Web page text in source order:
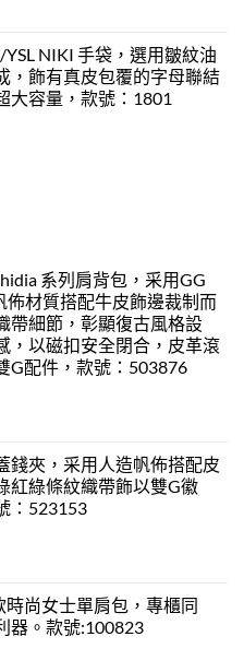
YSL NIKI 手袋，選用皺紋油
，飾有真皮包覆的字母聯結
大容量，款號：1801
系列肩背包，采用GG
佈材質搭配牛皮飾邊裁制而
帶細節，彰顯復古風格設
，以磁扣安全閉合，皮革滾
G配件，款號：503876
錢夾，采用人造帆佈搭配皮
紅綠條紋織帶飾以雙G徽
：523153
時尚女士單肩包，專櫃同
器。款號:100823